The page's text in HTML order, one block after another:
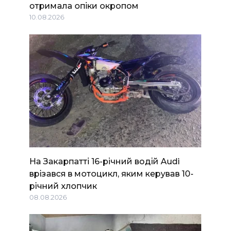
отримала опіки окропом
10.08.2026
На Закарпатті 16-річний водій Audi
врізався в мотоцикл, яким керував 10-
річний хлопчик
08.08.2026